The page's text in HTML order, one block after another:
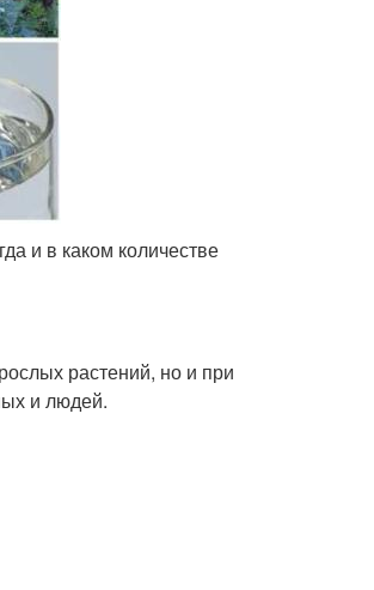
и в каком количестве
растений, но и при
и людей.